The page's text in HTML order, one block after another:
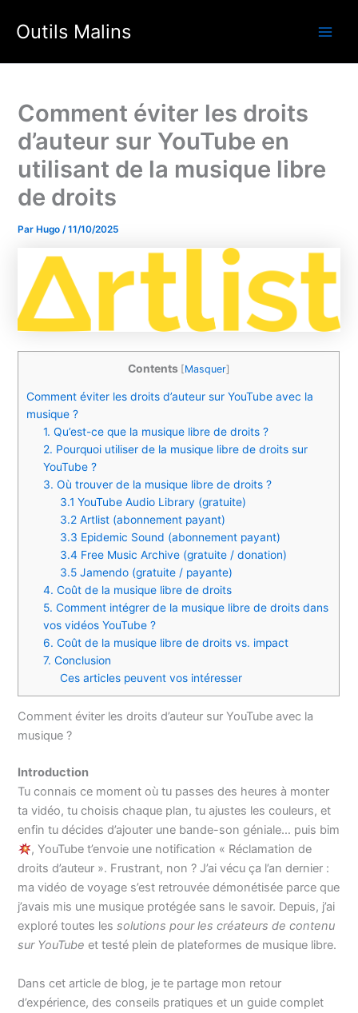
Outils Malins
Comment éviter les droits
d’auteur sur YouTube en
utilisant de la musique libre
de droits
ParHugo /11/10/2025
Contents [Masquer]
Comment éviter les droits d’auteur sur YouTube avec la
musique ?
1. Qu’est-ce que la musique libre de droits ?
2. Pourquoi utiliser de la musique libre de droits sur
YouTube ?
3. Où trouver de la musique libre de droits ?
3.1 YouTube Audio Library (gratuite)
3.2 Artlist (abonnement payant)
3.3 Epidemic Sound (abonnement payant)
3.4 Free Music Archive (gratuite / donation)
3.5 Jamendo (gratuite / payante)
4. Coût de la musique libre de droits
5. Comment intégrer de la musique libre de droits dans
vos vidéos YouTube ?
6. Coût de la musique libre de droits vs. impact
7. Conclusion
Ces articles peuvent vos intéresser
Comment éviter les droits d’auteur sur YouTube avec la
musique ?
Introduction
Tu connais ce moment où tu passes des heures à monter
ta vidéo, tu choisis chaque plan, tu ajustes les couleurs, et
enfin tu décides d’ajouter une bande-son géniale… puis bim
, YouTube t’envoie une notification « Réclamation de
droits d’auteur ». Frustrant, non ? J’ai vécu ça l’an dernier :
ma vidéo de voyage s’est retrouvée démonétisée parce que
j’avais mis une musique protégée sans le savoir. Depuis, j’ai
exploré toutes lessolutions pour les créateurs de contenu
sur YouTube et testé plein de plateformes de musique libre.
Dans cet article de blog, je te partage mon retour
d’expérience, des conseils pratiques et un guide complet